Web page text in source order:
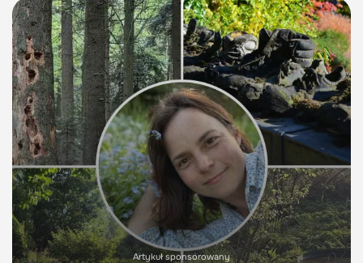
Artykuł sponsorowany